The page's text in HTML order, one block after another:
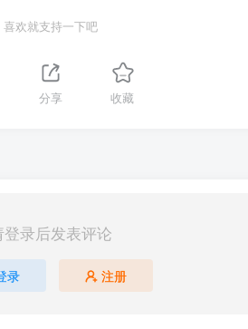
喜欢就支持一下吧
分享 收藏
登录后发表评论
录 注册